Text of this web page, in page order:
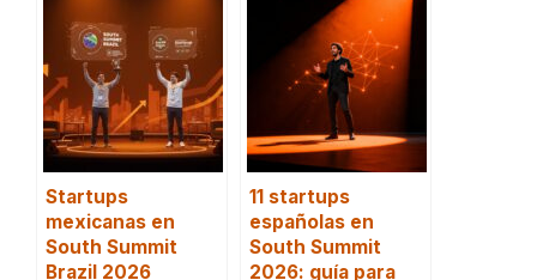
Startups
mexicanas en
South Summit
Brazil 2026
11 startups
españolas en
South Summit
2026: guía para